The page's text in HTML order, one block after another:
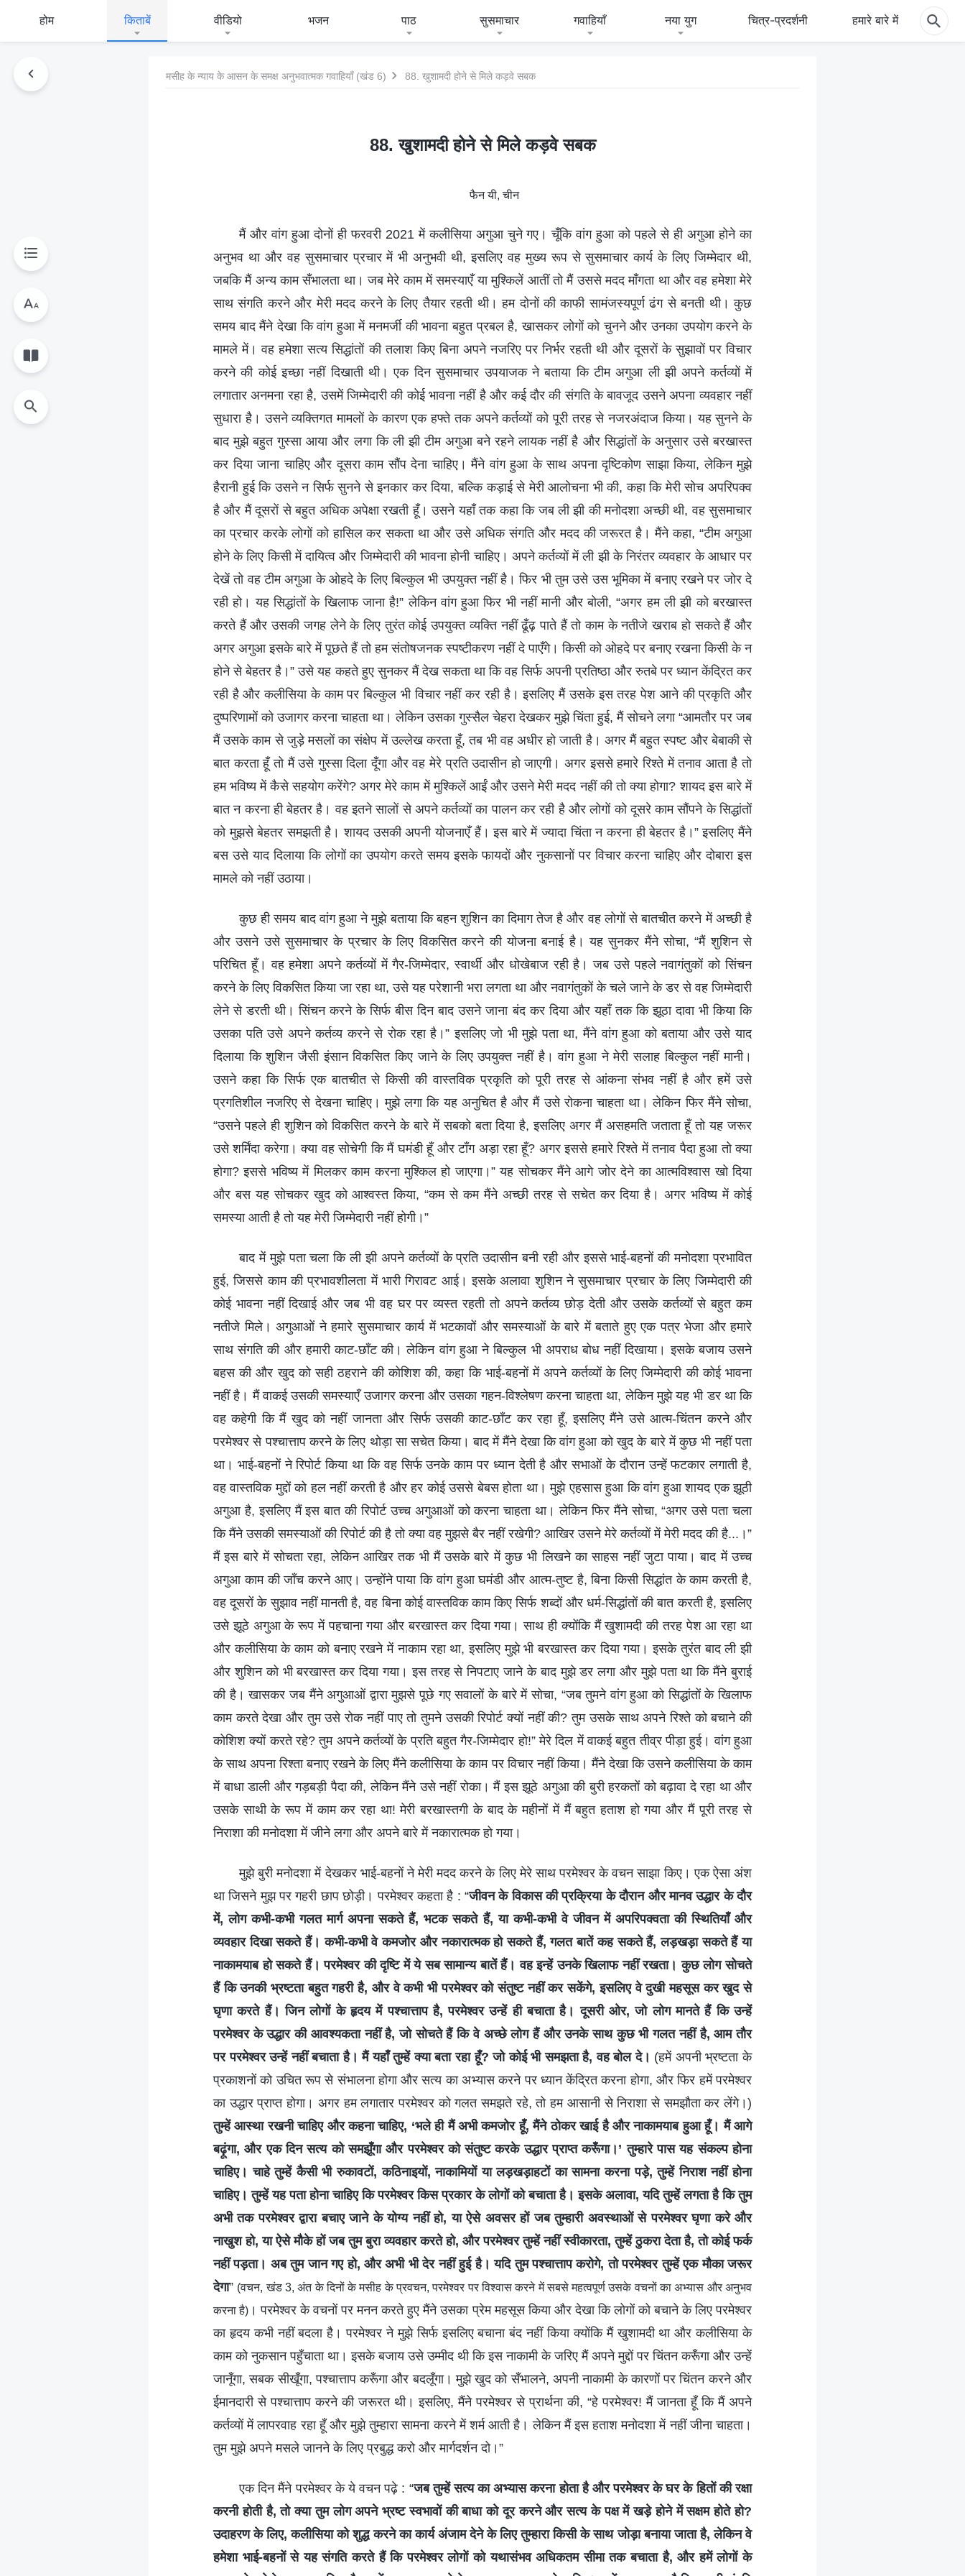
होम किताबें वीडियो भजन पाठ सुसमाचार गवाहियाँ नया युग चित्र-प्रदर्शनी हमारे बारे में
मसीह के न्याय के आसन के समक्ष अनुभवात्मक गवाहियाँ (खंड 6) 88. खुशामदी होने से मिले कड़वे सबक
88. खुशामदी होने से मिले कड़वे सबक
फैन यी, चीन
मैं और वांग हुआ दोनों ही फरवरी 2021 में कलीसिया अगुआ चुने गए। चूँकि वांग हुआ को पहले से ही अगुआ होने का
अनुभव था और वह सुसमाचार प्रचार में भी अनुभवी थी, इसलिए वह मुख्य रूप से सुसमाचार कार्य के लिए जिम्मेदार थी,
जबकि मैं अन्य काम सँभालता था। जब मेरे काम में समस्याएँ या मुश्किलें आतीं तो मैं उससे मदद माँगता था और वह हमेशा मेरे
साथ संगति करने और मेरी मदद करने के लिए तैयार रहती थी। हम दोनों की काफी सामंजस्यपूर्ण ढंग से बनती थी। कुछ
समय बाद मैंने देखा कि वांग हुआ में मनमर्जी की भावना बहुत प्रबल है, खासकर लोगों को चुनने और उनका उपयोग करने के
मामले में। वह हमेशा सत्य सिद्धांतों की तलाश किए बिना अपने नजरिए पर निर्भर रहती थी और दूसरों के सुझावों पर विचार
करने की कोई इच्छा नहीं दिखाती थी। एक दिन सुसमाचार उपयाजक ने बताया कि टीम अगुआ ली झी अपने कर्तव्यों में
लगातार अनमना रहा है, उसमें जिम्मेदारी की कोई भावना नहीं है और कई दौर की संगति के बावजूद उसने अपना व्यवहार नहीं
सुधारा है। उसने व्यक्तिगत मामलों के कारण एक हफ्ते तक अपने कर्तव्यों को पूरी तरह से नजरअंदाज किया। यह सुनने के
बाद मुझे बहुत गुस्सा आया और लगा कि ली झी टीम अगुआ बने रहने लायक नहीं है और सिद्धांतों के अनुसार उसे बरखास्त
कर दिया जाना चाहिए और दूसरा काम सौंप देना चाहिए। मैंने वांग हुआ के साथ अपना दृष्टिकोण साझा किया, लेकिन मुझे
हैरानी हुई कि उसने न सिर्फ सुनने से इनकार कर दिया, बल्कि कड़ाई से मेरी आलोचना भी की, कहा कि मेरी सोच अपरिपक्व
है और मैं दूसरों से बहुत अधिक अपेक्षा रखती हूँ। उसने यहाँ तक कहा कि जब ली झी की मनोदशा अच्छी थी, वह सुसमाचार
का प्रचार करके लोगों को हासिल कर सकता था और उसे अधिक संगति और मदद की जरूरत है। मैंने कहा, “टीम अगुआ
होने के लिए किसी में दायित्व और जिम्मेदारी की भावना होनी चाहिए। अपने कर्तव्यों में ली झी के निरंतर व्यवहार के आधार पर
देखें तो वह टीम अगुआ के ओहदे के लिए बिल्कुल भी उपयुक्त नहीं है। फिर भी तुम उसे उस भूमिका में बनाए रखने पर जोर दे
रही हो। यह सिद्धांतों के खिलाफ जाना है!” लेकिन वांग हुआ फिर भी नहीं मानी और बोली, “अगर हम ली झी को बरखास्त
करते हैं और उसकी जगह लेने के लिए तुरंत कोई उपयुक्त व्यक्ति नहीं ढूँढ़ पाते हैं तो काम के नतीजे खराब हो सकते हैं और
अगर अगुआ इसके बारे में पूछते हैं तो हम संतोषजनक स्पष्टीकरण नहीं दे पाएँगे। किसी को ओहदे पर बनाए रखना किसी के न
होने से बेहतर है।” उसे यह कहते हुए सुनकर मैं देख सकता था कि वह सिर्फ अपनी प्रतिष्ठा और रुतबे पर ध्यान केंद्रित कर
रही है और कलीसिया के काम पर बिल्कुल भी विचार नहीं कर रही है। इसलिए मैं उसके इस तरह पेश आने की प्रकृति और
दुष्परिणामों को उजागर करना चाहता था। लेकिन उसका गुस्सैल चेहरा देखकर मुझे चिंता हुई, मैं सोचने लगा “आमतौर पर जब
मैं उसके काम से जुड़े मसलों का संक्षेप में उल्लेख करता हूँ, तब भी वह अधीर हो जाती है। अगर मैं बहुत स्पष्ट और बेबाकी से
बात करता हूँ तो मैं उसे गुस्सा दिला दूँगा और वह मेरे प्रति उदासीन हो जाएगी। अगर इससे हमारे रिश्ते में तनाव आता है तो
हम भविष्य में कैसे सहयोग करेंगे? अगर मेरे काम में मुश्किलें आईं और उसने मेरी मदद नहीं की तो क्या होगा? शायद इस बारे में
बात न करना ही बेहतर है। वह इतने सालों से अपने कर्तव्यों का पालन कर रही है और लोगों को दूसरे काम सौंपने के सिद्धांतों
को मुझसे बेहतर समझती है। शायद उसकी अपनी योजनाएँ हैं। इस बारे में ज्यादा चिंता न करना ही बेहतर है।” इसलिए मैंने
बस उसे याद दिलाया कि लोगों का उपयोग करते समय इसके फायदों और नुकसानों पर विचार करना चाहिए और दोबारा इस
मामले को नहीं उठाया।
कुछ ही समय बाद वांग हुआ ने मुझे बताया कि बहन शुशिन का दिमाग तेज है और वह लोगों से बातचीत करने में अच्छी है
और उसने उसे सुसमाचार के प्रचार के लिए विकसित करने की योजना बनाई है। यह सुनकर मैंने सोचा, “मैं शुशिन से
परिचित हूँ। वह हमेशा अपने कर्तव्यों में गैर-जिम्मेदार, स्वार्थी और धोखेबाज रही है। जब उसे पहले नवागंतुकों को सिंचन
करने के लिए विकसित किया जा रहा था, उसे यह परेशानी भरा लगता था और नवागंतुकों के चले जाने के डर से वह जिम्मेदारी
लेने से डरती थी। सिंचन करने के सिर्फ बीस दिन बाद उसने जाना बंद कर दिया और यहाँ तक कि झूठा दावा भी किया कि
उसका पति उसे अपने कर्तव्य करने से रोक रहा है।” इसलिए जो भी मुझे पता था, मैंने वांग हुआ को बताया और उसे याद
दिलाया कि शुशिन जैसी इंसान विकसित किए जाने के लिए उपयुक्त नहीं है। वांग हुआ ने मेरी सलाह बिल्कुल नहीं मानी।
उसने कहा कि सिर्फ एक बातचीत से किसी की वास्तविक प्रकृति को पूरी तरह से आंकना संभव नहीं है और हमें उसे
प्रगतिशील नजरिए से देखना चाहिए। मुझे लगा कि यह अनुचित है और मैं उसे रोकना चाहता था। लेकिन फिर मैंने सोचा,
“उसने पहले ही शुशिन को विकसित करने के बारे में सबको बता दिया है, इसलिए अगर मैं असहमति जताता हूँ तो यह जरूर
उसे शर्मिंदा करेगा। क्या वह सोचेगी कि मैं घमंडी हूँ और टाँग अड़ा रहा हूँ? अगर इससे हमारे रिश्ते में तनाव पैदा हुआ तो क्या
होगा? इससे भविष्य में मिलकर काम करना मुश्किल हो जाएगा।” यह सोचकर मैंने आगे जोर देने का आत्मविश्वास खो दिया
और बस यह सोचकर खुद को आश्वस्त किया, “कम से कम मैंने अच्छी तरह से सचेत कर दिया है। अगर भविष्य में कोई
समस्या आती है तो यह मेरी जिम्मेदारी नहीं होगी।”
बाद में मुझे पता चला कि ली झी अपने कर्तव्यों के प्रति उदासीन बनी रही और इससे भाई-बहनों की मनोदशा प्रभावित
हुई, जिससे काम की प्रभावशीलता में भारी गिरावट आई। इसके अलावा शुशिन ने सुसमाचार प्रचार के लिए जिम्मेदारी की
कोई भावना नहीं दिखाई और जब भी वह घर पर व्यस्त रहती तो अपने कर्तव्य छोड़ देती और उसके कर्तव्यों से बहुत कम
नतीजे मिले। अगुआओं ने हमारे सुसमाचार कार्य में भटकावों और समस्याओं के बारे में बताते हुए एक पत्र भेजा और हमारे
साथ संगति की और हमारी काट-छाँट की। लेकिन वांग हुआ ने बिल्कुल भी अपराध बोध नहीं दिखाया। इसके बजाय उसने
बहस की और खुद को सही ठहराने की कोशिश की, कहा कि भाई-बहनों में अपने कर्तव्यों के लिए जिम्मेदारी की कोई भावना
नहीं है। मैं वाकई उसकी समस्याएँ उजागर करना और उसका गहन-विश्लेषण करना चाहता था, लेकिन मुझे यह भी डर था कि
वह कहेगी कि मैं खुद को नहीं जानता और सिर्फ उसकी काट-छाँट कर रहा हूँ, इसलिए मैंने उसे आत्म-चिंतन करने और
परमेश्वर से पश्चात्ताप करने के लिए थोड़ा सा सचेत किया। बाद में मैंने देखा कि वांग हुआ को खुद के बारे में कुछ भी नहीं पता
था। भाई-बहनों ने रिपोर्ट किया था कि वह सिर्फ उनके काम पर ध्यान देती है और सभाओं के दौरान उन्हें फटकार लगाती है,
वह वास्तविक मुद्दों को हल नहीं करती है और हर कोई उससे बेबस होता था। मुझे एहसास हुआ कि वांग हुआ शायद एक झूठी
अगुआ है, इसलिए मैं इस बात की रिपोर्ट उच्च अगुआओं को करना चाहता था। लेकिन फिर मैंने सोचा, “अगर उसे पता चला
कि मैंने उसकी समस्याओं की रिपोर्ट की है तो क्या वह मुझसे बैर नहीं रखेगी? आखिर उसने मेरे कर्तव्यों में मेरी मदद की है...।”
मैं इस बारे में सोचता रहा, लेकिन आखिर तक भी मैं उसके बारे में कुछ भी लिखने का साहस नहीं जुटा पाया। बाद में उच्च
अगुआ काम की जाँच करने आए। उन्होंने पाया कि वांग हुआ घमंडी और आत्म-तुष्ट है, बिना किसी सिद्धांत के काम करती है,
वह दूसरों के सुझाव नहीं मानती है, वह बिना कोई वास्तविक काम किए सिर्फ शब्दों और धर्म-सिद्धांतों की बात करती है, इसलिए
उसे झूठे अगुआ के रूप में पहचाना गया और बरखास्त कर दिया गया। साथ ही क्योंकि मैं खुशामदी की तरह पेश आ रहा था
और कलीसिया के काम को बनाए रखने में नाकाम रहा था, इसलिए मुझे भी बरखास्त कर दिया गया। इसके तुरंत बाद ली झी
और शुशिन को भी बरखास्त कर दिया गया। इस तरह से निपटाए जाने के बाद मुझे डर लगा और मुझे पता था कि मैंने बुराई
की है। खासकर जब मैंने अगुआओं द्वारा मुझसे पूछे गए सवालों के बारे में सोचा, “जब तुमने वांग हुआ को सिद्धांतों के खिलाफ
काम करते देखा और तुम उसे रोक नहीं पाए तो तुमने उसकी रिपोर्ट क्यों नहीं की? तुम उसके साथ अपने रिश्ते को बचाने की
कोशिश क्यों करते रहे? तुम अपने कर्तव्यों के प्रति बहुत गैर-जिम्मेदार हो!” मेरे दिल में वाकई बहुत तीव्र पीड़ा हुई। वांग हुआ
के साथ अपना रिश्ता बनाए रखने के लिए मैंने कलीसिया के काम पर विचार नहीं किया। मैंने देखा कि उसने कलीसिया के काम
में बाधा डाली और गड़बड़ी पैदा की, लेकिन मैंने उसे नहीं रोका। मैं इस झूठे अगुआ की बुरी हरकतों को बढ़ावा दे रहा था और
उसके साथी के रूप में काम कर रहा था! मेरी बरखास्तगी के बाद के महीनों में मैं बहुत हताश हो गया और मैं पूरी तरह से
निराशा की मनोदशा में जीने लगा और अपने बारे में नकारात्मक हो गया।
मुझे बुरी मनोदशा में देखकर भाई-बहनों ने मेरी मदद करने के लिए मेरे साथ परमेश्वर के वचन साझा किए। एक ऐसा अंश
था जिसने मुझ पर गहरी छाप छोड़ी। परमेश्वर कहता है : “जीवन के विकास की प्रक्रिया के दौरान और मानव उद्धार के दौर
में, लोग कभी-कभी गलत मार्ग अपना सकते हैं, भटक सकते हैं, या कभी-कभी वे जीवन में अपरिपक्वता की स्थितियाँ और
व्यवहार दिखा सकते हैं। कभी-कभी वे कमजोर और नकारात्मक हो सकते हैं, गलत बातें कह सकते हैं, लड़खड़ा सकते हैं या
नाकामयाब हो सकते हैं। परमेश्वर की दृष्टि में ये सब सामान्य बातें हैं। वह इन्हें उनके खिलाफ नहीं रखता। कुछ लोग सोचते
हैं कि उनकी भ्रष्टता बहुत गहरी है, और वे कभी भी परमेश्वर को संतुष्ट नहीं कर सकेंगे, इसलिए वे दुखी महसूस कर खुद से
घृणा करते हैं। जिन लोगों के हृदय में पश्चात्ताप है, परमेश्वर उन्हें ही बचाता है। दूसरी ओर, जो लोग मानते हैं कि उन्हें
परमेश्वर के उद्धार की आवश्यकता नहीं है, जो सोचते हैं कि वे अच्छे लोग हैं और उनके साथ कुछ भी गलत नहीं है, आम तौर
पर परमेश्वर उन्हें नहीं बचाता है। मैं यहाँ तुम्हें क्या बता रहा हूँ? जो कोई भी समझता है, वह बोल दे। (हमें अपनी भ्रष्टता के
प्रकाशनों को उचित रूप से संभालना होगा और सत्य का अभ्यास करने पर ध्यान केंद्रित करना होगा, और फिर हमें परमेश्वर
का उद्धार प्राप्त होगा। अगर हम लगातार परमेश्वर को गलत समझते रहे, तो हम आसानी से निराशा से समझौता कर लेंगे।)
तुम्हें आस्था रखनी चाहिए और कहना चाहिए, ‘भले ही मैं अभी कमजोर हूँ, मैंने ठोकर खाई है और नाकामयाब हुआ हूँ। मैं आगे
बढ़ूंगा, और एक दिन सत्य को समझूँगा और परमेश्वर को संतुष्ट करके उद्धार प्राप्त करूँगा।’ तुम्हारे पास यह संकल्प होना
चाहिए। चाहे तुम्हें कैसी भी रुकावटों, कठिनाइयों, नाकामियों या लड़खड़ाहटों का सामना करना पड़े, तुम्हें निराश नहीं होना
चाहिए। तुम्हें यह पता होना चाहिए कि परमेश्वर किस प्रकार के लोगों को बचाता है। इसके अलावा, यदि तुम्हें लगता है कि तुम
अभी तक परमेश्वर द्वारा बचाए जाने के योग्य नहीं हो, या ऐसे अवसर हों जब तुम्हारी अवस्थाओं से परमेश्वर घृणा करे और
नाखुश हो, या ऐसे मौके हों जब तुम बुरा व्यवहार करते हो, और परमेश्वर तुम्हें नहीं स्वीकारता, तुम्हें ठुकरा देता है, तो कोई फर्क
नहीं पड़ता। अब तुम जान गए हो, और अभी भी देर नहीं हुई है। यदि तुम पश्चात्ताप करोगे, तो परमेश्वर तुम्हें एक मौका जरूर
देगा” (वचन, खंड 3, अंत के दिनों के मसीह के प्रवचन, परमेश्वर पर विश्वास करने में सबसे महत्वपूर्ण उसके वचनों का अभ्यास और अनुभव
करना है) । परमेश्वर के वचनों पर मनन करते हुए मैंने उसका प्रेम महसूस किया और देखा कि लोगों को बचाने के लिए परमेश्वर
का हृदय कभी नहीं बदला है। परमेश्वर ने मुझे सिर्फ इसलिए बचाना बंद नहीं किया क्योंकि मैं खुशामदी था और कलीसिया के
काम को नुकसान पहुँचाता था। इसके बजाय उसे उम्मीद थी कि इस नाकामी के जरिए मैं अपने मुद्दों पर चिंतन करूँगा और उन्हें
जानूँगा, सबक सीखूँगा, पश्चात्ताप करूँगा और बदलूँगा। मुझे खुद को सँभालने, अपनी नाकामी के कारणों पर चिंतन करने और
ईमानदारी से पश्चात्ताप करने की जरूरत थी। इसलिए, मैंने परमेश्वर से प्रार्थना की, “हे परमेश्वर! मैं जानता हूँ कि मैं अपने
कर्तव्यों में लापरवाह रहा हूँ और मुझे तुम्हारा सामना करने में शर्म आती है। लेकिन मैं इस हताश मनोदशा में नहीं जीना चाहता।
तुम मुझे अपने मसले जानने के लिए प्रबुद्ध करो और मार्गदर्शन दो।”
एक दिन मैंने परमेश्वर के ये वचन पढ़े : “जब तुम्हें सत्य का अभ्यास करना होता है और परमेश्वर के घर के हितों की रक्षा
करनी होती है, तो क्या तुम लोग अपने भ्रष्ट स्वभावों की बाधा को दूर करने और सत्य के पक्ष में खड़े होने में सक्षम होते हो?
उदाहरण के लिए, कलीसिया को शुद्ध करने का कार्य अंजाम देने के लिए तुम्हारा किसी के साथ जोड़ा बनाया जाता है, लेकिन वे
हमेशा भाई-बहनों से यह संगति करते हैं कि परमेश्वर लोगों को यथासंभव अधिकतम सीमा तक बचाता है, और हमें लोगों के